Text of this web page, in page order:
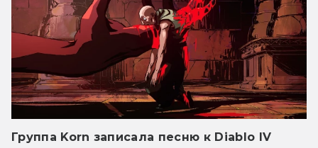
Группа Korn записала песню к Diablo IV